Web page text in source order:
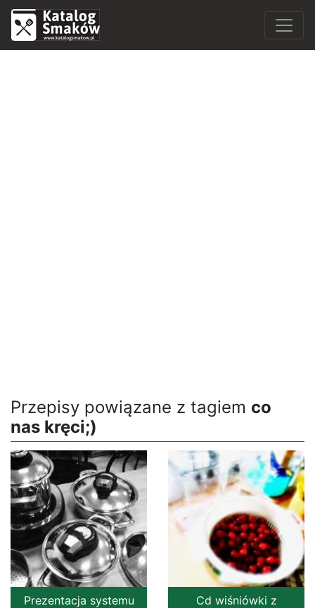
Przepisy powiązane z tagiem co
nas kręci;)
Prezentacja systemu
Cd wiśniówki z